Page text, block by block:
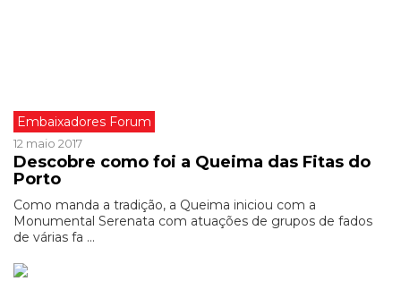
Embaixadores Forum
12 maio 2017
Descobre como foi a Queima das Fitas do
Porto
Como manda a tradição, a Queima iniciou com a
Monumental Serenata com atuações de grupos de fados
de várias fa ...